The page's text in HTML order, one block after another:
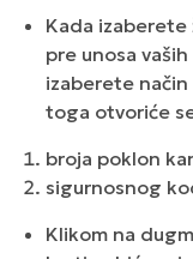
Kada
pre unosa
izaberete način
toga otvoriće
broja poklon
sigurnosnog
Klikom na